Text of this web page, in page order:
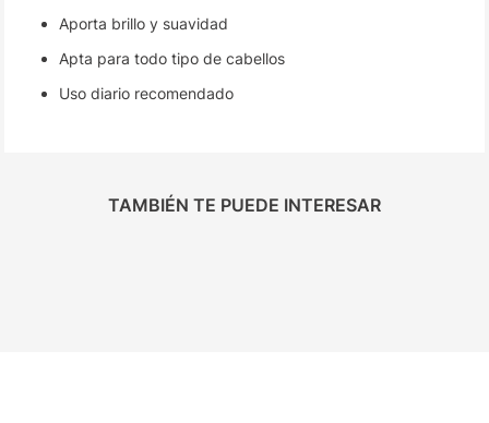
Aporta brillo y suavidad
Apta para todo tipo de cabellos
Uso diario recomendado
TAMBIÉN TE PUEDE INTERESAR